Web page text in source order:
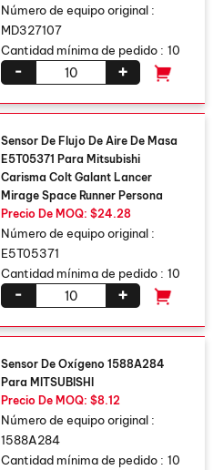
Número de equipo original :
MD327107
Cantidad mínima de pedido : 10
+
-
Sensor De Flujo De Aire De Masa
E5T05371 Para Mitsubishi
Carisma Colt Galant Lancer
Mirage Space Runner Persona
Precio De MOQ: $24.28
Número de equipo original :
E5T05371
Cantidad mínima de pedido : 10
+
-
Sensor De Oxígeno 1588A284
Para MITSUBISHI
Precio De MOQ: $8.12
Número de equipo original :
1588A284
Cantidad mínima de pedido : 10